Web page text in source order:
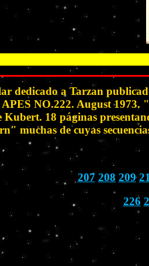
dedicado a Tarzan
NO.222. August 1973.
Kubert. 18 páginas
muchas de cuyas
207 208 209
226